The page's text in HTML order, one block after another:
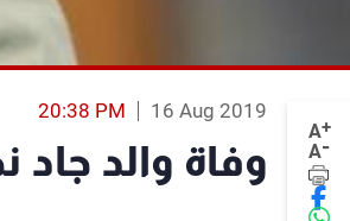
A+
A-
16 Aug 2019
20:38 PM
وفاة والد جاد